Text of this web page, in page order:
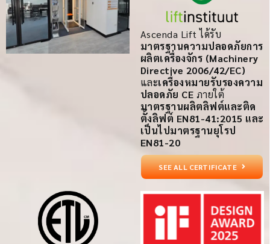
Ascenda Lift ได้รับ
มาตรฐานความปลอดภัยการ
ผลิตเครื่องจักร (Machinery
Directive 2006/42/EC)
และเครื่องหมายรับรองความ
ปลอดภัย CEภายใต้
มาตรฐานผลิตลิฟต์และติด
ตั้งลิฟต์ EN81-41:2015 และ
เป็นไปมาตรฐานยุโรป
EN81-20
SEE ALL CERTIFICATE